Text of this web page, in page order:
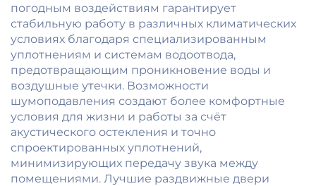
погодным воздействиям гарантирует
стабильную работу в различных климатических
условиях благодаря специализированным
уплотнениям и системам водоотвода,
предотвращающим проникновение воды и
воздушные утечки. Возможности
шумоподавления создают более комфортные
условия для жизни и работы за счёт
акустического остекления и точно
спроектированных уплотнений,
минимизирующих передачу звука между
помещениями. Лучшие раздвижные двери